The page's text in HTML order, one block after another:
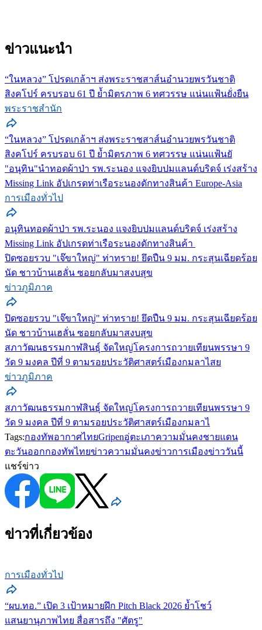
ข่าวแนะนำ
“ในหลวง” โปรดเกล้าฯ ส่งพระราชสาส์นอำนวยพรวันชาติ
สิงคโปร์ ครบรอบ 61 ปี ย้ำมิตรภาพ 6 ทศวรรษ แน่นแฟ้นยั่งยืน
พระราชสำนัก
“ในหลวง” โปรดเกล้าฯ ส่งพระราชสาส์นอำนวยพรวันชาติ
สิงคโปร์ ครบรอบ 61 ปี ย้ำมิตรภาพ 6 ทศวรรษ แน่นแฟ้นยั
"อนุทิน"นำทอดผ้าป่า รพ.ระนอง แจงยิบปมแลนด์บริดจ์ เร่งสร้าง
Missing Link อัปเกรดท่าเรือระนองดักทางสินค้า Europe-Asia
การเมืองทั่วไป
อนุทินทอดผ้าป่า รพ.ระนอง แจงยิบปมแลนด์บริดจ์ เร่งสร้าง
Missing Link อัปเกรดท่าเรือระนองดักทางสินค้า
ปิดซอยรวบ "เจ๊ขาใหญ่" ท่าทราย! ยึดปืน 9 มม. กระสุนเฉียดร้อย
นัด ชาวบ้านเฮลั่น ซอยกลับมาสงบสุข
ข่าวภูมิภาค
ปิดซอยรวบ "เจ๊ขาใหญ่" ท่าทราย! ยึดปืน 9 มม. กระสุนเฉียดร้อย
นัด ชาวบ้านเฮลั่น ซอยกลับมาสงบสุข
สภาวัฒนธรรมกาฬสินธุ์ จัดใหญ่โครงการถวายเทียนพรรษา 9
วัด 9 มงคล ปีที่ 9 ตามรอยประวัติศาสตร์เมืองกมลาไสย
ข่าวภูมิภาค
สภาวัฒนธรรมกาฬสินธุ์ จัดใหญ่โครงการถวายเทียนพรรษา 9
วัด 9 มงคล ปีที่ 9 ตามรอยประวัติศาสตร์เมืองกมลาไ
Tags:กองทัพอากาศไทยGripenอู่ตะเภาความมั่นคงชายแดน
ตะวันออกกองทัพไทยข่าวความมั่นคงข่าวการเมืองข่าววันนี้
แชร์ข่าว
ข่าวที่เกี่ยวข้อง
การเมืองทั่วไป
“ผบ.ทอ.” เปิด 3 เป้าหมายฝึก Pitch Black 2026 ย้ำโชว์
แสนยานุภาพไทย สื่อสารถึง "ศัตรู"